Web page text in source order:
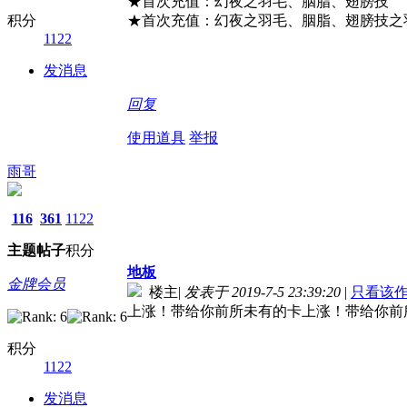
积分
1122
发消息
★首次充值：幻夜之羽毛、胭脂、翅膀技
回复
使用道具 举报
雨哥
116
主题
361
帖子
1122
积分
金牌会员
积分
1122
发消息
地板
楼主| 发表于 2019-7-5 23:39:20 | 只看该
上涨！带给你前所未有的卡上涨！带给你